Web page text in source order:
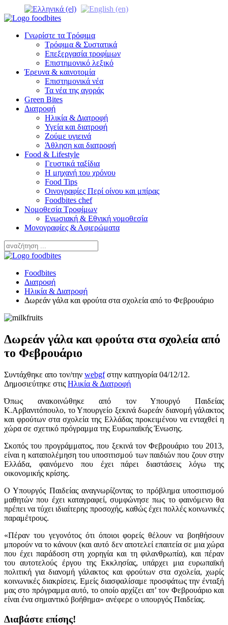
Γνωρίστε τα Τρόφιμα
Τρόφιμα & Συστατικά
Επεξεργασία τροφίμων
Επιστημονικό λεξικό
Έρευνα & καινοτομία
Επιστημονικά νέα
Τα νέα της αγοράς
Green Bites
Διατροφή
Ηλικία & Διατροφή
Υγεία και διατροφή
Ζούμε υγιεινά
Άθληση και διατροφή
Food & Lifestyle
Γευστικά ταξίδια
Η μηχανή του χρόνου
Food Tips
Οινογραφίες Περί οίνου και μπίρας
Foodbites chef
Νομοθεσία Τροφίμων
Ενωσιακή & Εθνική νομοθεσία
Μονογραφίες & Αφιερώματα
Foodbites
Διατροφή
Ηλικία & Διατροφή
Δωρεάν γάλα και φρούτα στα σχολεία από το Φεβρουάριο
Δωρεάν γάλα και φρούτα στα σχολεία από
το Φεβρουάριο
Συντάχθηκε απο τον/την webgfστην κατηγορία 04/12/12.
Δημοσιεύτηκε στις Ηλικία & Διατροφή
Όπως ανακοινώθηκε από τον Υπουργό Παιδείας
Κ.Αρβανιτόπουλο, το Υπουργείο ξεκινά δωρεάν διανομή γάλακτος
και φρούτων στα σχολεία της Ελλάδας προκειμένου να ενταχθεί η
χώρα σε σχετικό πρόγραμμα της Ευρωπαϊκής Ένωσης.
Σκοπός του προγράμματος, που ξεκινά τον Φεβρουάριο του 2013,
είναι η καταπολέμηση του υποσιτισμού των παιδιών που ζουν στην
Ελλάδα, φαινόμενο που έχει πάρει διαστάσεις λόγω της
οικονομικής κρίσης.
Ο Υπουργός Παιδείας αναγνωρίζοντας το πρόβλημα υποσιτισμού
μαθητών που έχει καταγραφεί, συμφώνησε πως το φαινόμενο θα
πρέπει να τύχει ιδιαίτερης προσοχής, καθώς έχει πολλές κοινωνικές
παραμέτρους.
«Πέραν του γεγονότος ότι όποιοι φορείς θέλουν να βοηθήσουν
μπορούν να το κάνουν (και αυτό δεν αποτελεί επαιτεία σε μια χώρα
που έχει παράδοση στη χορηγία και τη φιλανθρωπία), και πέραν
του αυτοτελούς έργου της Εκκλησίας, υπάρχει μια ευρωπαϊκή
πολιτική για διανομή γάλακτος και φρούτων στα σχολεία, χωρίς
κοινωνικές διακρίσεις. Εμείς διασφαλίσαμε προσφάτως την ένταξή
μας στο πρόγραμμα αυτό, το οποίο αρχίζει απ’ τον Φεβρουάριο και
είναι ένα σημαντικό βοήθημα» ανέφερε ο υπουργός Παιδείας.
Διαβάστε επίσης!